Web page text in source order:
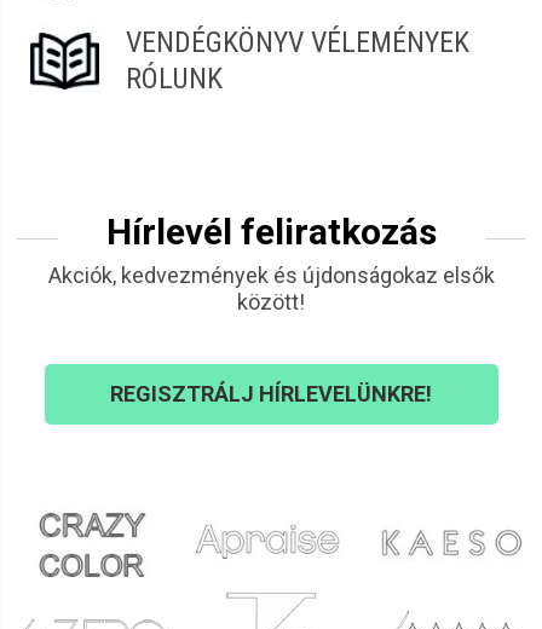
VENDÉGKÖNYV VÉLEMÉNYEK
RÓLUNK
Hírlevél feliratkozás
Akciók, kedvezmények és újdonságokaz elsők
között!
REGISZTRÁLJ HÍRLEVELÜNKRE!